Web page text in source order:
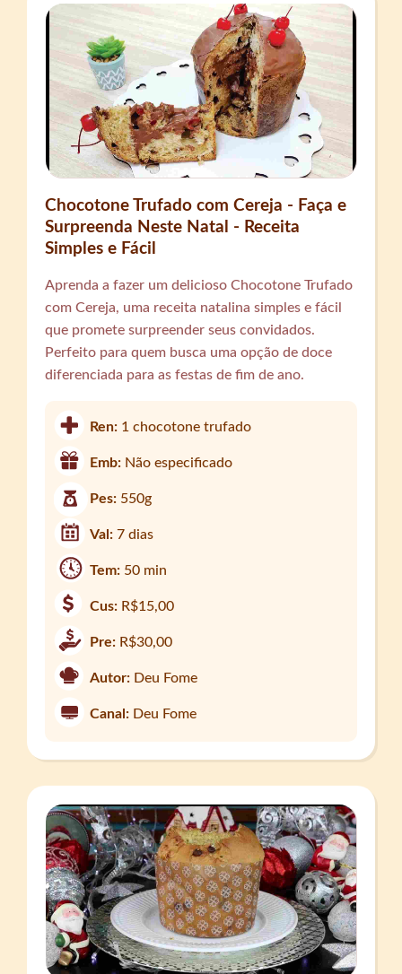
Chocotone Trufado com Cereja - Faça e
Surpreenda Neste Natal - Receita
Simples e Fácil
Aprenda a fazer um delicioso Chocotone Trufado
com Cereja, uma receita natalina simples e fácil
que promete surpreender seus convidados.
Perfeito para quem busca uma opção de doce
diferenciada para as festas de fim de ano.
Ren: 1 chocotone trufado
Emb: Não especificado
Pes: 550g
Val:7 dias
Tem: 50 min
Cus: R$15,00
Pre: R$30,00
Autor: Deu Fome
Canal: Deu Fome